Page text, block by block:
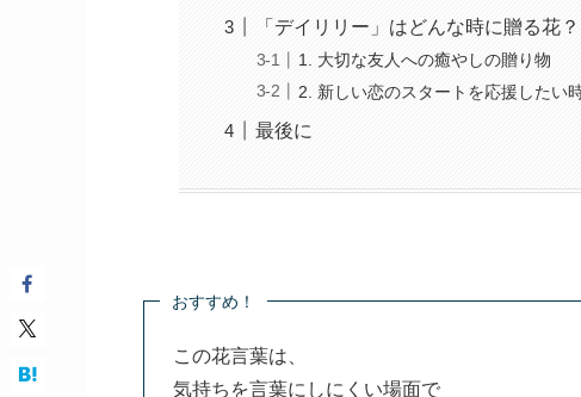
「デイリリー」はどんな時に贈る花？
1. 大切な友人への癒やしの贈り物
2. 新しい恋のスタートを応援したい
最後に
おすすめ！
この花言葉は、
気持ちを言葉にしにくい場面で